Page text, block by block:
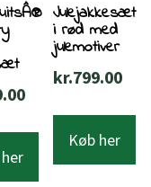
Julejakkesæt
i rød med
julemotiver
kr.799.00
Køb her